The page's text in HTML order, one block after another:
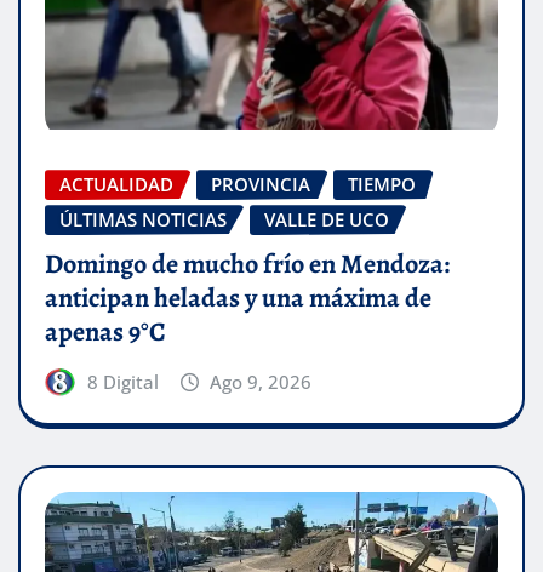
ACTUALIDAD PROVINCIA
TIEMPO
ÚLTIMAS NOTICIAS
VALLE DE UCO
Domingo de mucho frío en Mendoza:
anticipan heladas y una máxima de
apenas 9°C
8 Digital Ago 9, 2026